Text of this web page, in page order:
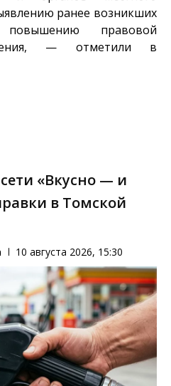
ранее возникших
правовой
— отметили в
«Вкусно — и
в Томской
10 августа 2026, 15:30